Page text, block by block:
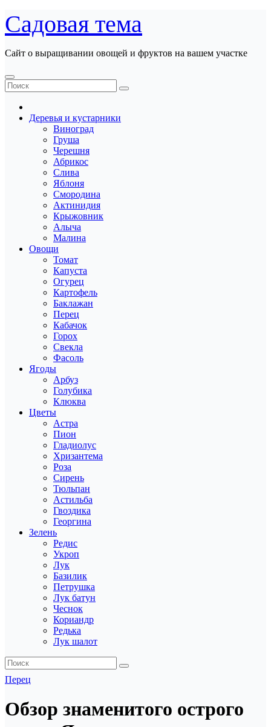
Перейти
к
содержанию
Садовая тема
Сайт о выращивании овощей и фруктов на вашем участке
Деревья и кустарники
Виноград
Груша
Черешня
Абрикос
Слива
Яблоня
Смородина
Актинидия
Крыжовник
Алыча
Малина
Овощи
Томат
Капуста
Огурец
Картофель
Баклажан
Перец
Кабачок
Горох
Свекла
Фасоль
Ягоды
Арбуз
Голубика
Клюква
Цветы
Астра
Пион
Гладиолус
Хризантема
Роза
Сирень
Тюльпан
Астильба
Гвоздика
Георгина
Зелень
Редис
Укроп
Лук
Базилик
Петрушка
Лук батун
Чеснок
Кориандр
Редька
Лук шалот
Перец
Обзор знаменитого острого